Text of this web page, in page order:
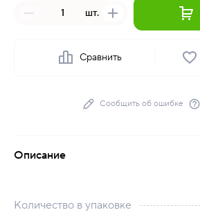
шт.
Сравнить
Сообщить об ошибке
Описание
Количество в упаковке